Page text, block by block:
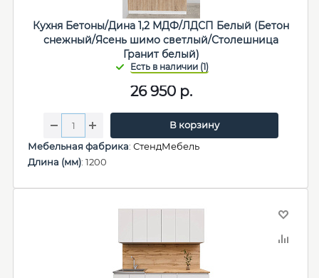
Кухня Бетоны/Дина 1,2 МДФ/ЛДСП Белый (Бетон
снежный/Ясень шимо светлый/Столешница
Гранит белый)
26 950р.
В корзину
Мебельная фабрика: СтендМебель
Длина (мм): 1200